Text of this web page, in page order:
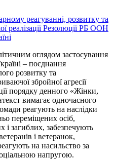
оглядом застосування
– поєднання
розвитку та
збройної агресії
порядку денного «Жінки,
вимагає одночасного
реагують на наслідки
переміщених осіб,
і загиблих, забезпечують
і ветеранок,
на насильство за
напругою.